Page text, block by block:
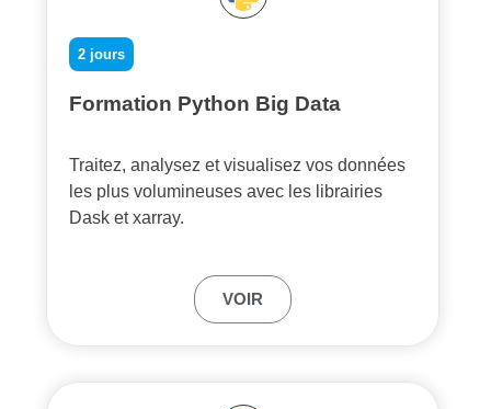
Formation Python Big Data
2 jours
Traitez, analysez et visualisez vos données
les plus volumineuses avec les librairies
Dask et xarray.
VOIR